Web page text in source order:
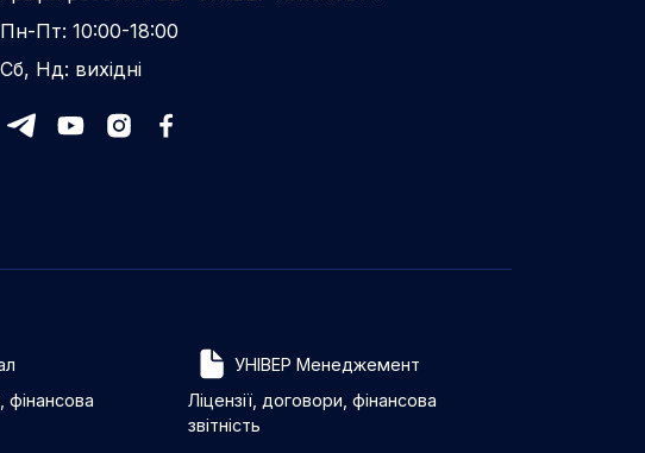
Пн-Пт: 10:00-18:00
Сб, Нд: вихідні
фінансова
УНІВЕР Менеджемент
Ліцензії, договори, фінансова
звітність